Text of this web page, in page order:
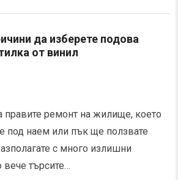
да изберете подова
от винил
правите ремонт на жилище, което
под наем или пък ще ползвате
с много излишни
вече търсите…